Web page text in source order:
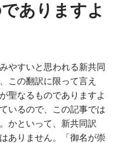
ありますよ
やすいと思われる新共同
この翻訳に限って言え
聖なるものでありますよ
いるので、この記事では
かといって、新共同訳
ありません。「御名が崇